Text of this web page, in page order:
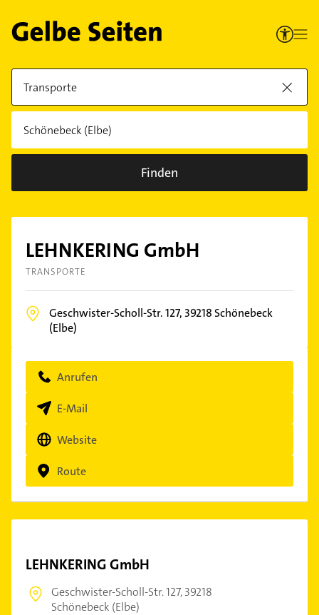
Finden
LEHNKERING GmbH
TRANSPORTE
Geschwister-Scholl-Str. 127, 39218 Schönebeck
(Elbe)
Anrufen
E-Mail
Website
Route
LEHNKERING GmbH
Geschwister-Scholl-Str. 127,39218
Schönebeck (Elbe)